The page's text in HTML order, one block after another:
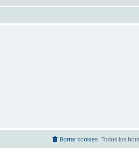
Todos los
Borrar cookies